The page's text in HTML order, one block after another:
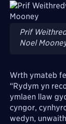
Image
Prif
Noel
Wrth ymateb
“Rydym yn
ymlaen llaw
cyngor,
wedyn,